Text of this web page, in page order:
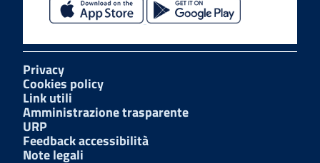
Privacy
Cookies policy
Link utili
Amministrazione trasparente
URP
Feedback accessibilità
Note legali